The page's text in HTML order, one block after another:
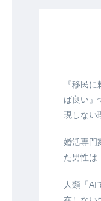
『移民
ば良い』
現しない
婚活専門
た男性は
人類「AI